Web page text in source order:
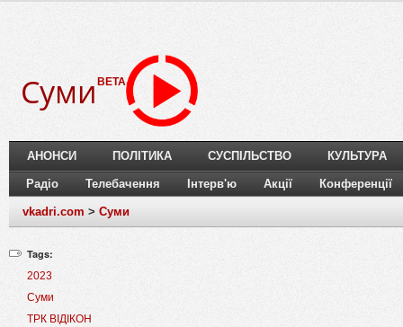
Суми BETA
АНОНСИ ПОЛІТИКА СУСПІЛЬСТВО КУЛЬТУРА
Радіо Телебачення Інтерв'ю Акції Конференції
vkadri.com > Суми
Tags:
2023
Суми
ТРК ВІДІКОН